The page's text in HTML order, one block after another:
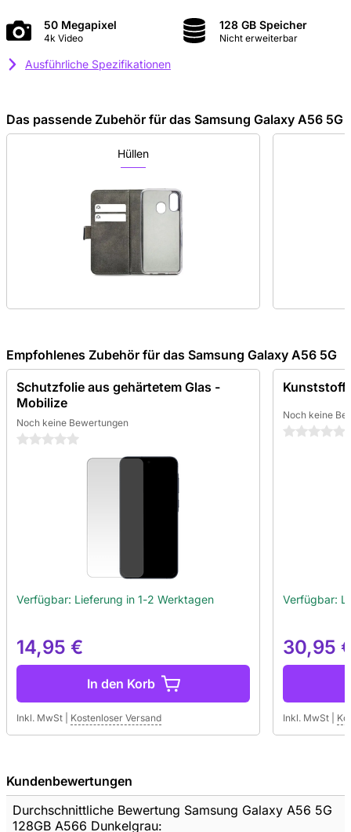
50 Megapixel
4k Video
128 GB Speicher
Nicht erweiterbar
Ausführliche Spezifikationen
Das passende Zubehör für das Samsung Galaxy A56 5G
Hüllen
Empfohlenes Zubehör für das Samsung Galaxy A56 5G
Schutzfolie aus gehärtetem Glas -
Mobilize
Noch keine Bewertungen
0 Sterne
Verfügbar: Lieferung in 1-2 Werktagen
14,95 €
In den Korb
Inkl. MwSt Kostenloser Versand
Kunststoff
Noch keine
0 Sterne
Verfügbar:
30,95
Inkl. MwSt
Kundenbewertungen
Durchschnittliche Bewertung Samsung Galaxy A56 5G
128GB A566 Dunkelgrau: